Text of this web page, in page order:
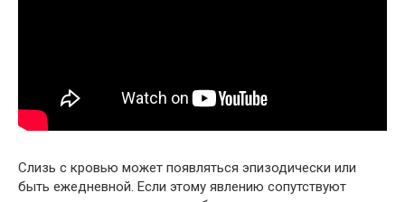
Слизь с кровью может появляться эпизодически или
быть ежедневной. Если этому явлению сопутствуют